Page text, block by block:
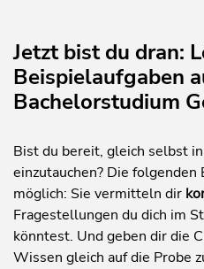
Jetzt bist du dran:
Beispielaufgaben
Bachelorstudium
Bist du bereit, gleich selbst
einzutauchen? Die
möglich: Sie vermitteln dir
Fragestellungen du dich im
könntest. Und geben dir die
Wissen gleich auf die Probe